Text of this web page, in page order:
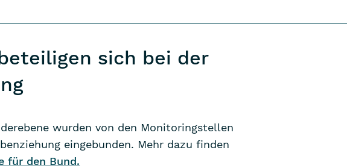
sich bei der
wurden von den Monitoringstellen
eingebunden. Mehr dazu finden
für den Bund.